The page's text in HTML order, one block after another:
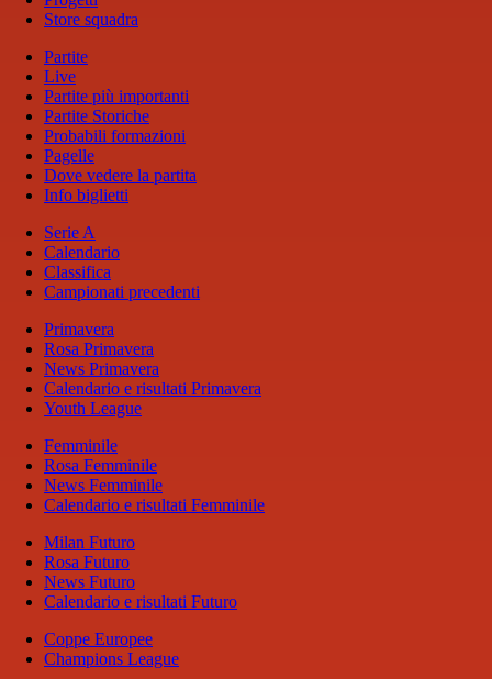
Store squadra
Partite
Live
Partite più importanti
Partite Storiche
Probabili formazioni
Pagelle
Dove vedere la partita
Info biglietti
Serie A
Calendario
Classifica
Campionati precedenti
Primavera
Rosa Primavera
News Primavera
Calendario e risultati Primavera
Youth League
Femminile
Rosa Femminile
News Femminile
Calendario e risultati Femminile
Milan Futuro
Rosa Futuro
News Futuro
Calendario e risultati Futuro
Coppe Europee
Champions League